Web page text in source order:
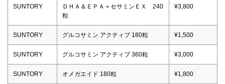
SUNTORY
ＤＨＡ＆ＥＰＡ＋セサミンＥＸ 240
粒
¥3,800
SUNTORY グルコサミン アクティブ 180粒 ¥1,500
SUNTORY グルコサミン アクティブ 360粒 ¥3,000
SUNTORY オメガエイド 180粒 ¥1,800